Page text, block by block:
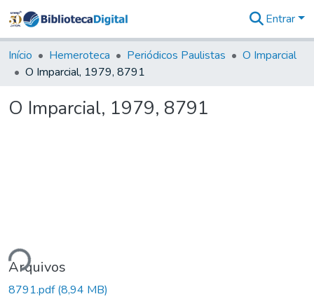
&
Coleções
Tudo na
Digital
Entrar
Início Hemeroteca Periódicos Paulistas
O Imparcial
O Imparcial, 1979, 8791
O Imparcial, 1979, 8791
Arquivos
8791.pdf(8,94 MB)